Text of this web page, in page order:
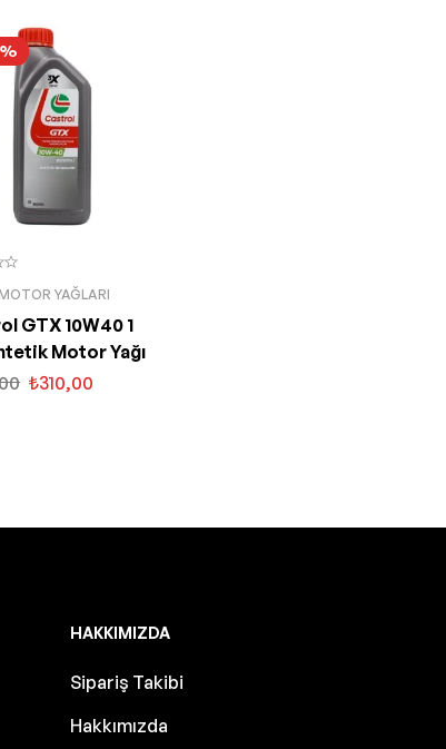
YAĞLARI
GTX 10W40 1
Motor Yağı
₺310,00
HAKKIMIZDA
Sipariş Takibi
Hakkımızda